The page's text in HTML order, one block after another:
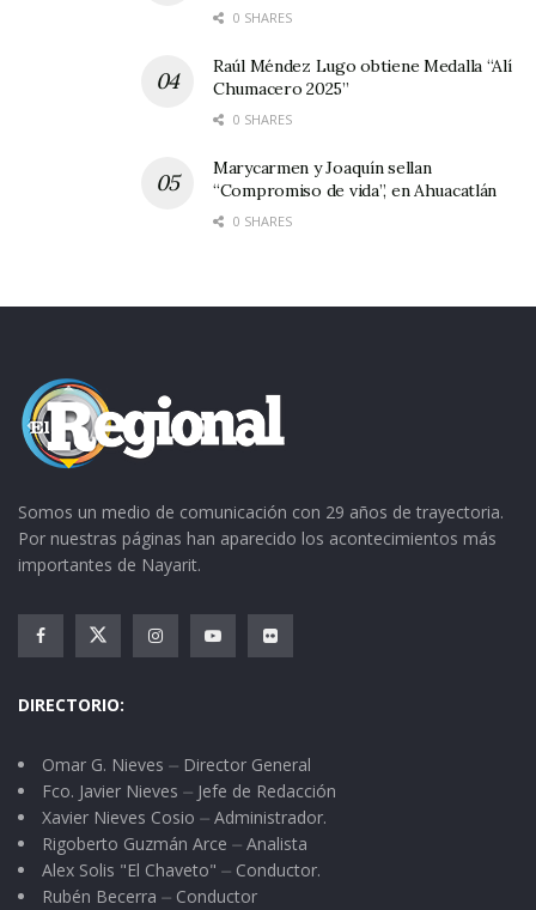
0 SHARES
Raúl Méndez Lugo obtiene Medalla “Alí
Chumacero 2025”
0 SHARES
Marycarmen y Joaquín sellan
“Compromiso de vida”, en Ahuacatlán
0 SHARES
Somos un medio de comunicación con 29 años de trayectoria.
Por nuestras páginas han aparecido los acontecimientos más
importantes de Nayarit.
DIRECTORIO:
Omar G. Nieves ⏤ Director General
Fco. Javier Nieves ⏤ Jefe de Redacción
Xavier Nieves Cosio ⏤ Administrador.
Rigoberto Guzmán Arce ⏤ Analista
Alex Solis "El Chaveto" ⏤ Conductor.
Rubén Becerra ⏤ Conductor